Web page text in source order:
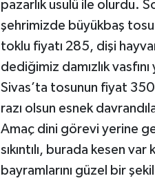
pazarlık usulü ile olurdu.
şehrimizde büyükbaş
toklu fiyatı 285, dişi
dediğimiz damızlık
Sivas’ta tosunun fiyat
razı olsun esnek
Amaç dini görevi yerine
sıkıntılı, burada kesen
bayramlarını güzel bir